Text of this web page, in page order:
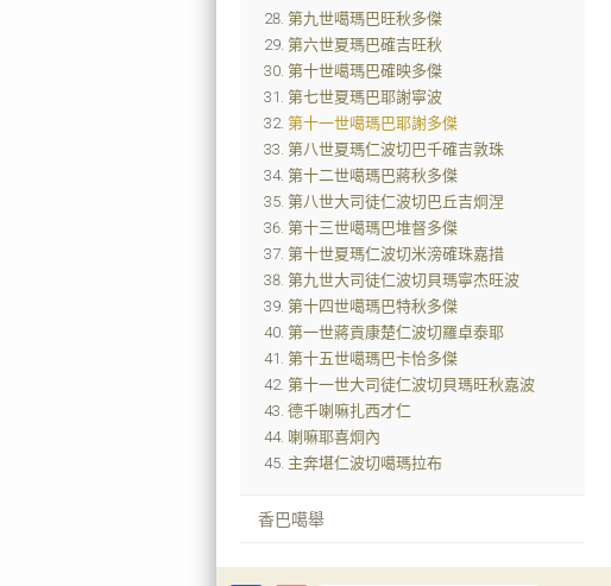
第九世噶瑪巴旺秋多傑
第六世夏瑪巴確吉旺秋
第十世噶瑪巴確映多傑
第七世夏瑪巴耶謝寧波
第十一世噶瑪巴耶謝多傑
第八世夏瑪仁波切巴千確吉敦珠
第十二世噶瑪巴蔣秋多傑
第八世大司徒仁波切巴丘吉炯涅
第十三世噶瑪巴堆督多傑
第十世夏瑪仁波切米滂確珠嘉措
第九世大司徒仁波切貝瑪寧杰旺波
第十四世噶瑪巴特秋多傑
第一世蔣貢康楚仁波切羅卓泰耶
第十五世噶瑪巴卡恰多傑
第十一世大司徒仁波切貝瑪旺秋嘉波
德千喇嘛扎西才仁
喇嘛耶喜炯內
主奔堪仁波切噶瑪拉布
香巴噶舉